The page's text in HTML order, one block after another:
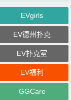
EVgirls
EV德州扑克
EV扑克室
EV福利
GGCare